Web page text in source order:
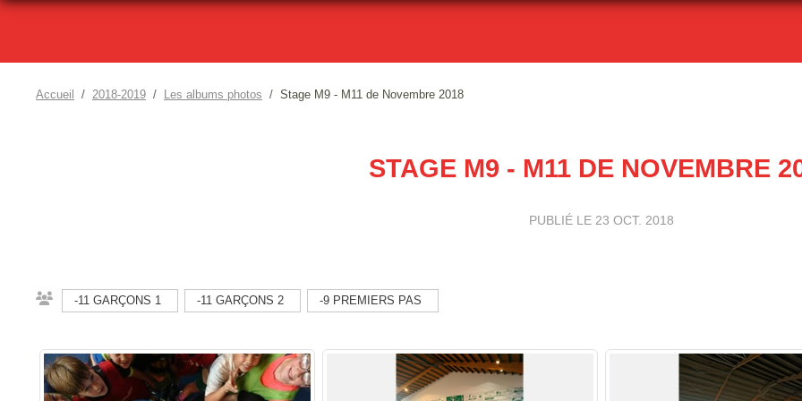
Accueil 2018-2019 Les albums photos Stage M9 - M11 de Novembre 2018
STAGE M9 - M11 DE NOVEMBRE
PUBLIÉ LE 23 OCT. 2018
-11 GARÇONS 1 -11 GARÇONS 2 -9 PREMIERS PAS